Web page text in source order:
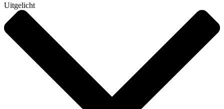
Uitgelicht